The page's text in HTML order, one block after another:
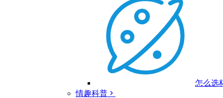
怎么选
情趣科普